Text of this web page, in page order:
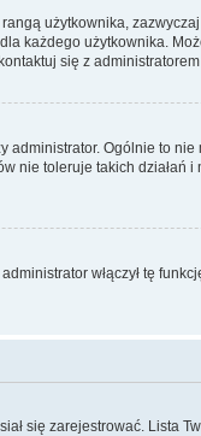
użytkownika,
każdego użytkownika.
się z
Ogólnie to
nie toleruje takich działań
włączył tę
się zarejestrować. Lista